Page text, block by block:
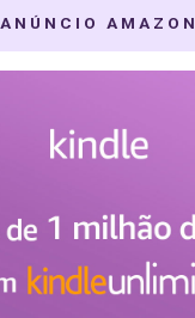
ANÚNCIO AMAZON